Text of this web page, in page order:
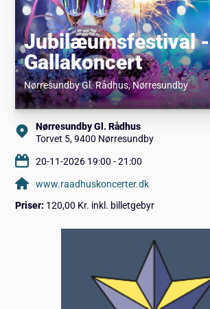
Jubilæumsfestival -
Gallakoncert
Nørresundby Gl. Rådhus, Nørresundby
Nørresundby Gl. Rådhus
Torvet 5, 9400 Nørresundby
20-11-2026 19:00 - 21:00
www.raadhuskoncerter.dk
Priser: 120,00 Kr. inkl. billetgebyr